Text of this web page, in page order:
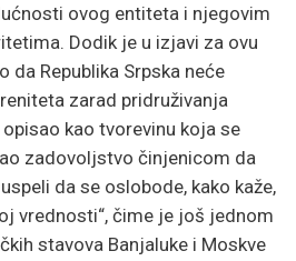
ovog entiteta i njegovim
Dodik je u izjavi za ovu
da Republika Srpska neće
zarad pridruživanja
kao tvorevinu koja se
zadovoljstvo činjenicom da
da se oslobode, kako kaže,
vrednosti“, čime je još jednom
stavova Banjaluke i Moskve